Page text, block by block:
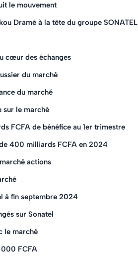
le mouvement
Dramé à la tête du groupe SONATEL
cœur des échanges
du marché
du marché
sur le marché
FCFA de bénéfice au 1er trimestre
400 milliards FCFA en 2024
actions
à fin septembre 2024
sur Sonatel
le marché
000 FCFA